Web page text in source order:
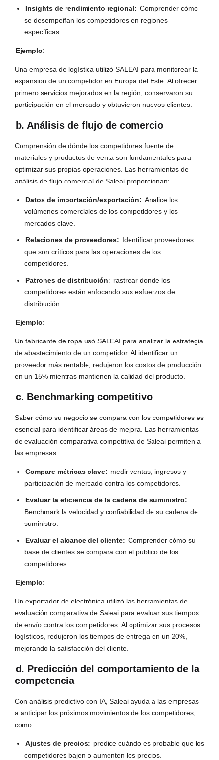
Insights de rendimiento regional: Comprender cómo
se desempeñan los competidores en regiones
específicas.
Ejemplo:
Una empresa de logística utilizó SALEAI para monitorear la
expansión de un competidor en Europa del Este. Al ofrecer
primero servicios mejorados en la región, conservaron su
participación en el mercado y obtuvieron nuevos clientes.
b. Análisis de flujo de comercio
Comprensión de dónde los competidores fuente de
materiales y productos de venta son fundamentales para
optimizar sus propias operaciones. Las herramientas de
análisis de flujo comercial de Saleai proporcionan:
Datos de importación/exportación: Analice los
volúmenes comerciales de los competidores y los
mercados clave.
Relaciones de proveedores: Identificar proveedores
que son críticos para las operaciones de los
competidores.
Patrones de distribución: rastrear donde los
competidores están enfocando sus esfuerzos de
distribución.
Ejemplo:
Un fabricante de ropa usó SALEAI para analizar la estrategia
de abastecimiento de un competidor. Al identificar un
proveedor más rentable, redujeron los costos de producción
en un 15% mientras mantienen la calidad del producto.
c. Benchmarking competitivo
Saber cómo su negocio se compara con los competidores es
esencial para identificar áreas de mejora. Las herramientas
de evaluación comparativa competitiva de Saleai permiten a
las empresas:
Compare métricas clave: medir ventas, ingresos y
participación de mercado contra los competidores.
Evaluar la eficiencia de la cadena de suministro:
Benchmark la velocidad y confiabilidad de su cadena de
suministro.
Evaluar el alcance del cliente: Comprender cómo su
base de clientes se compara con el público de los
competidores.
Ejemplo:
Un exportador de electrónica utilizó las herramientas de
evaluación comparativa de Saleai para evaluar sus tiempos
de envío contra los competidores. Al optimizar sus procesos
logísticos, redujeron los tiempos de entrega en un 20%,
mejorando la satisfacción del cliente.
d. Predicción del comportamiento de la
competencia
Con análisis predictivo con IA, Saleai ayuda a las empresas
a anticipar los próximos movimientos de los competidores,
como:
Ajustes de precios: predice cuándo es probable que los
competidores bajen o aumenten los precios.